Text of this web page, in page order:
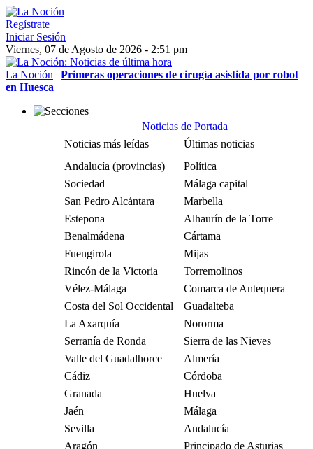
Regístrate
Iniciar Sesión
Viernes, 07 de Agosto de 2026 - 2:51 pm
La Noción | Primeras operaciones de cirugía asistida por robot
en Huesca
Noticias de Portada
Noticias más leídas
Últimas noticias
Andalucía (provincias)
Política
Sociedad
Málaga capital
San Pedro Alcántara
Marbella
Estepona
Alhaurín de la Torre
Benalmádena
Cártama
Fuengirola
Mijas
Rincón de la Victoria
Torremolinos
Vélez-Málaga
Comarca de Antequera
Costa del Sol Occidental
Guadalteba
La Axarquía
Nororma
Serranía de Ronda
Sierra de las Nieves
Valle del Guadalhorce
Almería
Cádiz
Córdoba
Granada
Huelva
Jaén
Málaga
Sevilla
Andalucía
Aragón
Principado de Asturias